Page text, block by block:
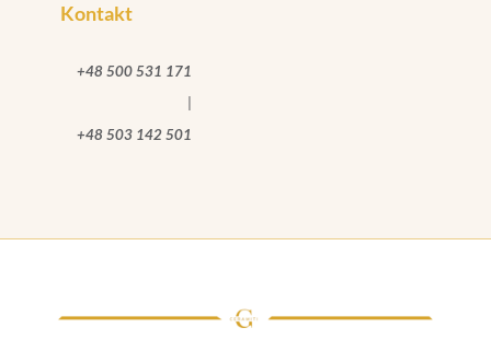
Kontakt
+48 500 531 171
+48 503 142 501